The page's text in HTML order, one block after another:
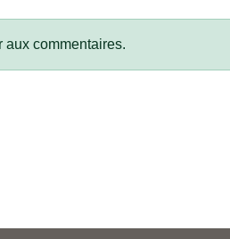
aux commentaires.